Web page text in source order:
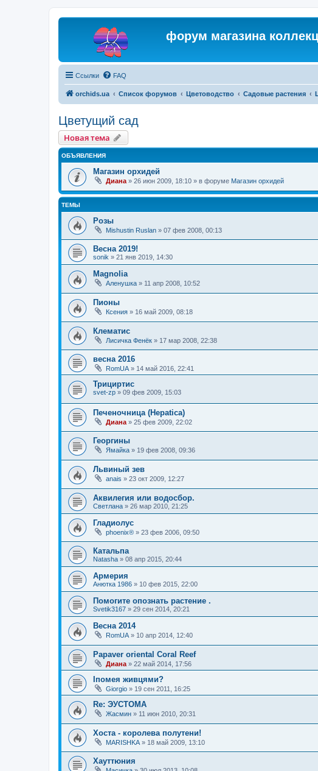
форум магазина
Ссылки FAQ
orchids.ua Список форумов Цветоводство Садовые растения
Цветущий сад
Новая тема
ОБЪЯВЛЕНИЯ
Магазин орхидей
Диана » 26 июн 2009, 18:10 » в форуме Магазин орхидей
ТЕМЫ
Розы
Mishustin Ruslan » 07 фев 2008, 00:13
Весна 2019!
sonik » 21 янв 2019, 14:30
Magnolia
Аленушка » 11 апр 2008, 10:52
Пионы
Ксения » 16 май 2009, 08:18
Клематис
Лисичка Фенёк » 17 мар 2008, 22:38
весна 2016
RomUA » 14 май 2016, 22:41
Трициртис
svet-zp » 09 фев 2009, 15:03
Печеночница (Hepatica)
Диана » 25 фев 2009, 22:02
Георгины
Ямайка » 19 фев 2008, 09:36
Львиный зев
anais » 23 окт 2009, 12:27
Аквилегия или водосбор.
Светлана » 26 мар 2010, 21:25
Гладиолус
phoenix® » 23 фев 2006, 09:50
Катальпа
Natasha » 08 апр 2015, 20:44
Армерия
Анюткa 1986 » 10 фев 2015, 22:00
Помогите опознать растение .
Svetik3167 » 29 сен 2014, 20:21
Весна 2014
RomUA» 10 апр 2014, 12:40
Papaver oriental Coral Reef
Диана » 22 май 2014, 17:56
Іпомея живцями?
Giorgio » 19 сен 2011, 16:25
Re: ЭУСТОМА
Жасмин » 11 июн 2010, 20:31
Хоста - королева полутени!
MARISHKA » 18 май 2009, 13:10
Хауттюния